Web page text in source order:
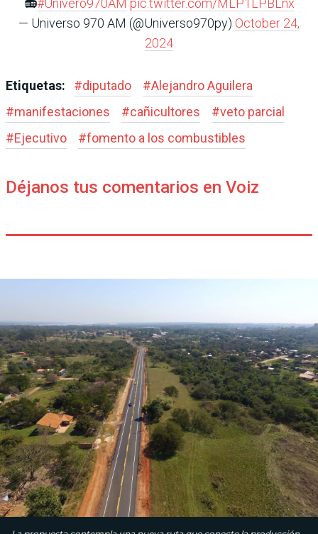
📻#Univero970AM pic.twitter.com/MLP1LPBLnx
— Universo 970 AM (@Universo970py) October 24,
2024
Etiquetas: #diputado #Alejandro Aguilera
#manifestaciones #cañicultores #veto parcial
#Ejecutivo #fomento a los combustibles
Déjanos tus comentarios en Voiz